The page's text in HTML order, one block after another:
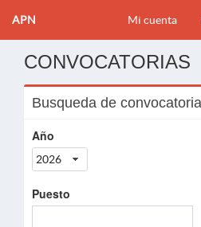
APN Mi cuenta
CONVOCATORIAS
Busqueda de
Año
2026
Puesto